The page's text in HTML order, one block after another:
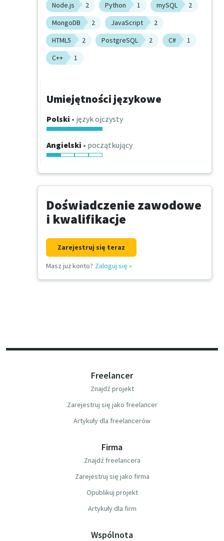
Node.js
2 Python 1 mySQL
2
MongoDB
2 JavaScript
2
HTML5
2 PostgreSQL 2 C#
1
C++
1
Umiejętności językowe
Polski • język ojczysty
Angielski • początkujący
Doświadczenie zawodowe
i kwalifikacje
Zarejestruj się teraz
Masz już konto? Zaloguj się »
Freelancer
Znajdź projekt
Zarejestruj się jako freelancer
Artykuły dla freelancerów
Firma
Znajdź freelancera
Zarejestruj się jako firma
Opublikuj projekt
Artykuły dla firm
Wspólnota